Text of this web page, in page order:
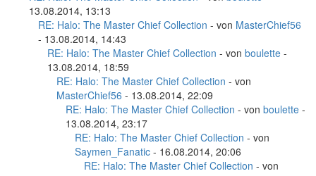
13.08.2014, 13:13
RE: Halo: The Master Chief Collection - von MasterChief56
- 13.08.2014, 14:43
RE: Halo: The Master Chief Collection - von boulette -
13.08.2014, 18:59
RE: Halo: The Master Chief Collection - von
MasterChief56 - 13.08.2014, 22:09
RE: Halo: The Master Chief Collection - von boulette -
13.08.2014, 23:17
RE: Halo: The Master Chief Collection - von
Saymen_Fanatic - 16.08.2014, 20:06
RE: Halo: The Master Chief Collection - von